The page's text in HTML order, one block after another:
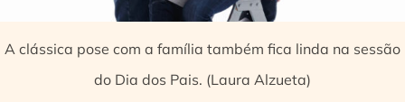
A clássica pose com a família também fica linda na sessão
do Dia dos Pais. (Laura Alzueta)